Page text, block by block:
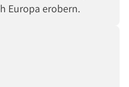
Europa erobern.